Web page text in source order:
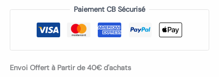
Paiement CB Sécurisé
Envoi Offert à Partir de 40€ d'achats